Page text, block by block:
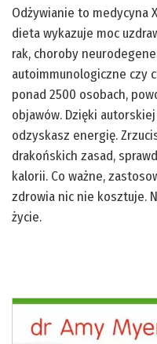
Odżywianie to medycyna
dieta wykazuje moc
rak, choroby
autoimmunologiczne czy
ponad 2500 osobach,
objawów. Dzięki
odzyskasz energię.
drakońskich zasad,
kalorii. Co ważne,
zdrowia nic nie kosztuje.
życie.